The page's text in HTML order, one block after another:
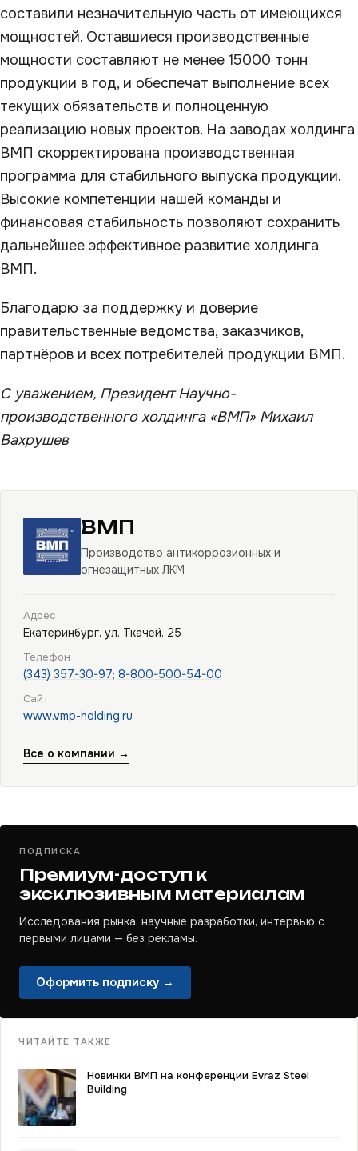
составили незначительную часть от имеющихся
мощностей. Оставшиеся производственные
мощности составляют не менее 15000 тонн
продукции в год, и обеспечат выполнение всех
текущих обязательств и полноценную
реализацию новых проектов. На заводах холдинга
ВМП скорректирована производственная
программа для стабильного выпуска продукции.
Высокие компетенции нашей команды и
финансовая стабильность позволяют сохранить
дальнейшее эффективное развитие холдинга
ВМП.
Благодарю за поддержку и доверие
правительственные ведомства, заказчиков,
партнёров и всех потребителей продукции ВМП.
С уважением, Президент Научно-
производственного холдинга «ВМП» Михаил
Вахрушев
ВМП
Производство антикоррозионных и
огнезащитных ЛКМ
Адрес
Екатеринбург, ул. Ткачей, 25
Телефон
(343) 357-30-97; 8-800-500-54-00
Сайт
www.vmp-holding.ru
Все о компании →
ПОДПИСКА
Премиум-доступ к
эксклюзивным материалам
Исследования рынка, научные разработки, интервью с
первыми лицами — без рекламы.
Оформить подписку →
ЧИТАЙТЕ ТАКЖЕ
Новинки ВМП на конференции Evraz Steel
Building